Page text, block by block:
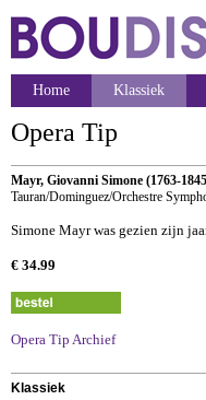
Home Klassiek
Opera Tip
Mayr, Giovanni Simone (1763-
Tauran/Dominguez/Orchestre
Simone Mayr was gezien zijn
€ 34.99
Opera Tip Archief
Klassiek